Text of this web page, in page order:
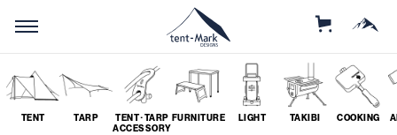
STORE
MOUNTAIN
TENT
TARP
TENT･TARP
ACCESSORY
FURNITURE LIGHT TAKIBI COOKING